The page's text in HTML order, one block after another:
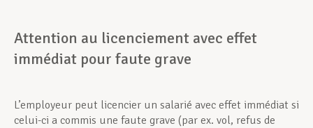
Attention au licenciement avec effet
immédiat pour faute grave
L’employeur peut licencier un salarié avec effet immédiat si
celui-ci a commis une faute grave (par ex. vol, refus de